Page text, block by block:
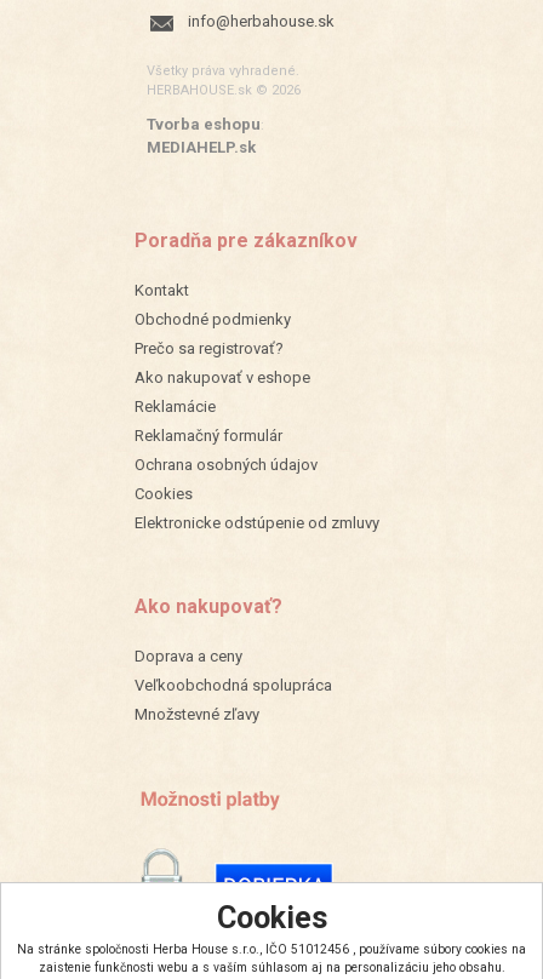
Cookies
Na stránke spoločnosti Herba House s.r.o., IČO 51012456 , používame súbory cookies na
zaistenie funkčnosti webu a s vaším súhlasom aj na personalizáciu jeho obsahu.
info@herbahouse.sk
Všetky práva vyhradené.
HERBAHOUSE.sk © 2026
Tvorba eshopu:
MEDIAHELP.sk
Poradňa pre zákazníkov
Kontakt
Obchodné podmienky
Prečo sa registrovať?
Ako nakupovať v eshope
Reklamácie
Reklamačný formulár
Ochrana osobných údajov
Cookies
Elektronicke odstúpenie od zmluvy
Ako nakupovať?
Doprava a ceny
Veľkoobchodná spolupráca
Množstevné zľavy